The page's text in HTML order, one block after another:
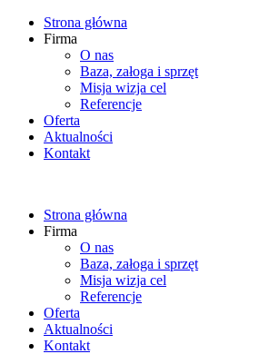
Strona główna
Firma
O nas
Baza, załoga i sprzęt
Misja wizja cel
Referencje
Oferta
Aktualności
Kontakt
Strona główna
Firma
O nas
Baza, załoga i sprzęt
Misja wizja cel
Referencje
Oferta
Aktualności
Kontakt